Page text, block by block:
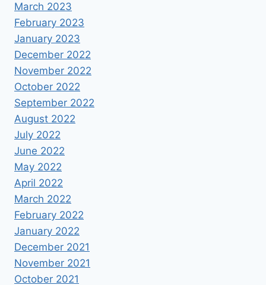
March 2023
February 2023
January 2023
December 2022
November 2022
October 2022
September 2022
August 2022
July 2022
June 2022
May 2022
April 2022
March 2022
February 2022
January 2022
December 2021
November 2021
October 2021